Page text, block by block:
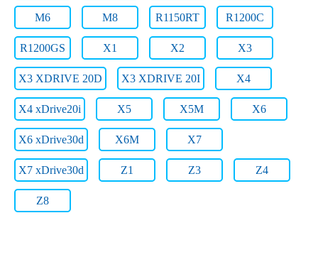
M6 M8 R1150RT R1200C
R1200GS X1 X2 X3
X3 XDRIVE 20D X3 XDRIVE 20I X4
X4 xDrive20i X5 X5M X6
X6 xDrive30d X6M X7
X7 xDrive30d Z1 Z3 Z4
Z8